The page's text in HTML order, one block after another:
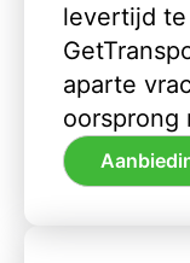
levertijd
aparte
oorsprong